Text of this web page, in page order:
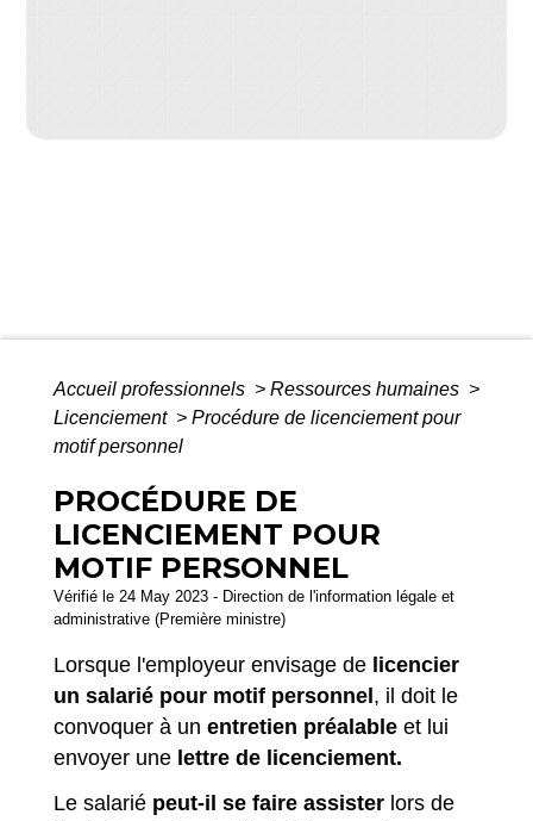
Accueil professionnels > Ressources humaines >
Licenciement > Procédure de licenciement pour
motif personnel
PROCÉDURE DE
LICENCIEMENT POUR
MOTIF PERSONNEL
Vérifié le 24 May 2023 - Direction de l'information légale et
administrative (Première ministre)
Lorsque l'employeur envisage de licencier
un salarié pour motif personnel , il doit le
convoquer à un entretien préalable et lui
envoyer une lettre de licenciement.
Le salarié peut-il se faire assister lors de